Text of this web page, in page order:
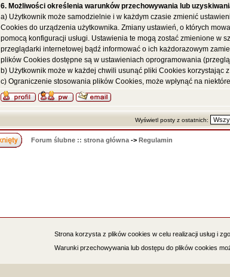
6. Możliwości określenia warunków przechowywania lub
a) Użytkownik może samodzielnie i w każdym czasie zmienić
Cookies do urządzenia użytkownika. Zmiany ustawień, o których
pomocą konfiguracji usługi. Ustawienia te mogą zostać zmienione w
przeglądarki internetowej bądź informować o ich każdorazowym
plików Cookies dostępne są w ustawieniach oprogramowania
b) Użytkownik może w każdej chwili usunąć pliki Cookies
c) Ograniczenie stosowania plików Cookies, może wpłynąć na
Wyświetl posty z ostatnich:
Forum ślubne :: strona główna -> Regulamin
Strona korzysta z plików cookies w celu realizacji usług i
Warunki przechowywania lub dostępu do plików cookies